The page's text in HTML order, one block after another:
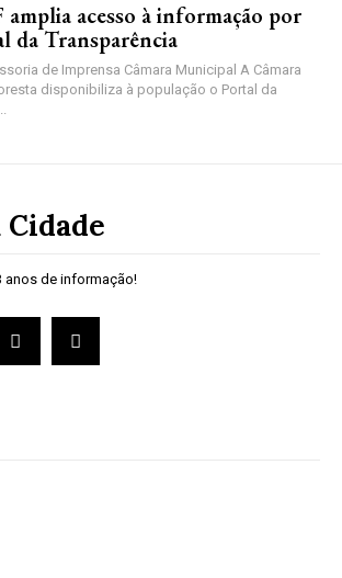
amplia acesso à informação por
da Transparência
de Imprensa Câmara Municipal A Câmara
disponibiliza à população o Portal da
anos de informação!